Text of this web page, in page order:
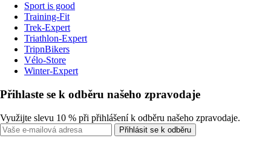
Sport is good
Training-Fit
Trek-Expert
Triathlon-Expert
TripnBikers
Vélo-Store
Winter-Expert
Přihlaste se k odběru našeho zpravodaje
Využijte slevu 10 % při přihlášení k odběru našeho zpravodaje.
Přihlásit se k odběru